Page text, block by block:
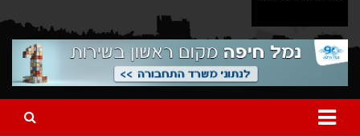
970 חדשות חיפה
970 חדשות חיפה